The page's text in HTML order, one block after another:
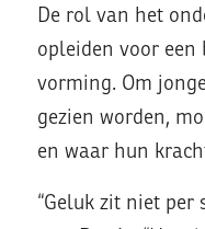
De rol van het
opleiden voor een
vorming. Om
gezien worden,
en waar hun
“Geluk zit niet per